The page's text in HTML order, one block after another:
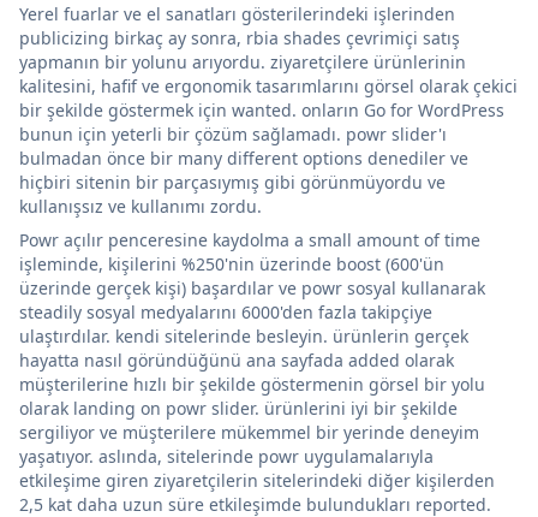
Yerel fuarlar ve el sanatları gösterilerindeki işlerinden
publicizing birkaç ay sonra, rbia shades çevrimiçi satış
yapmanın bir yolunu arıyordu. ziyaretçilere ürünlerinin
kalitesini, hafif ve ergonomik tasarımlarını görsel olarak çekici
bir şekilde göstermek için wanted. onların Go for WordPress
bunun için yeterli bir çözüm sağlamadı. powr slider'ı
bulmadan önce bir many different options denediler ve
hiçbiri sitenin bir parçasıymış gibi görünmüyordu ve
kullanışsız ve kullanımı zordu.
Powr açılır penceresine kaydolma a small amount of time
işleminde, kişilerini %250'nin üzerinde boost (600'ün
üzerinde gerçek kişi) başardılar ve powr sosyal kullanarak
steadily sosyal medyalarını 6000'den fazla takipçiye
ulaştırdılar. kendi sitelerinde besleyin. ürünlerin gerçek
hayatta nasıl göründüğünü ana sayfada added olarak
müşterilerine hızlı bir şekilde göstermenin görsel bir yolu
olarak landing on powr slider. ürünlerini iyi bir şekilde
sergiliyor ve müşterilere mükemmel bir yerinde deneyim
yaşatıyor. aslında, sitelerinde powr uygulamalarıyla
etkileşime giren ziyaretçilerin sitelerindeki diğer kişilerden
2,5 kat daha uzun süre etkileşimde bulundukları reported.